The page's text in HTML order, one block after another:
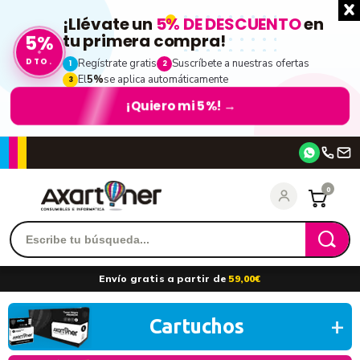
5%
DTO.
¡Llévate un 5% DE DESCUENTOen
tu primera compra!
1 Regístrate gratis 2 Suscríbete a nuestras ofertas
3 El5%se aplica automáticamente
¡Quiero mi 5%! →
entrar
0
Envío gratis a partir de 59,00€
Cartuchos